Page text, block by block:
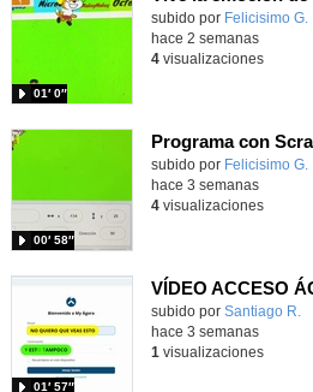
Contenido educativo.
subido por Felicisimo G.
01′ 0″
hace 2 semanas
4visualizaciones
Contenido educativo.
subido por Felicisimo G.
00′ 58″
hace 3 semanas
4visualizaciones
Contenido educativo.
subido por Santiago R.
01′ 57″
hace 3 semanas
1 visualizaciones